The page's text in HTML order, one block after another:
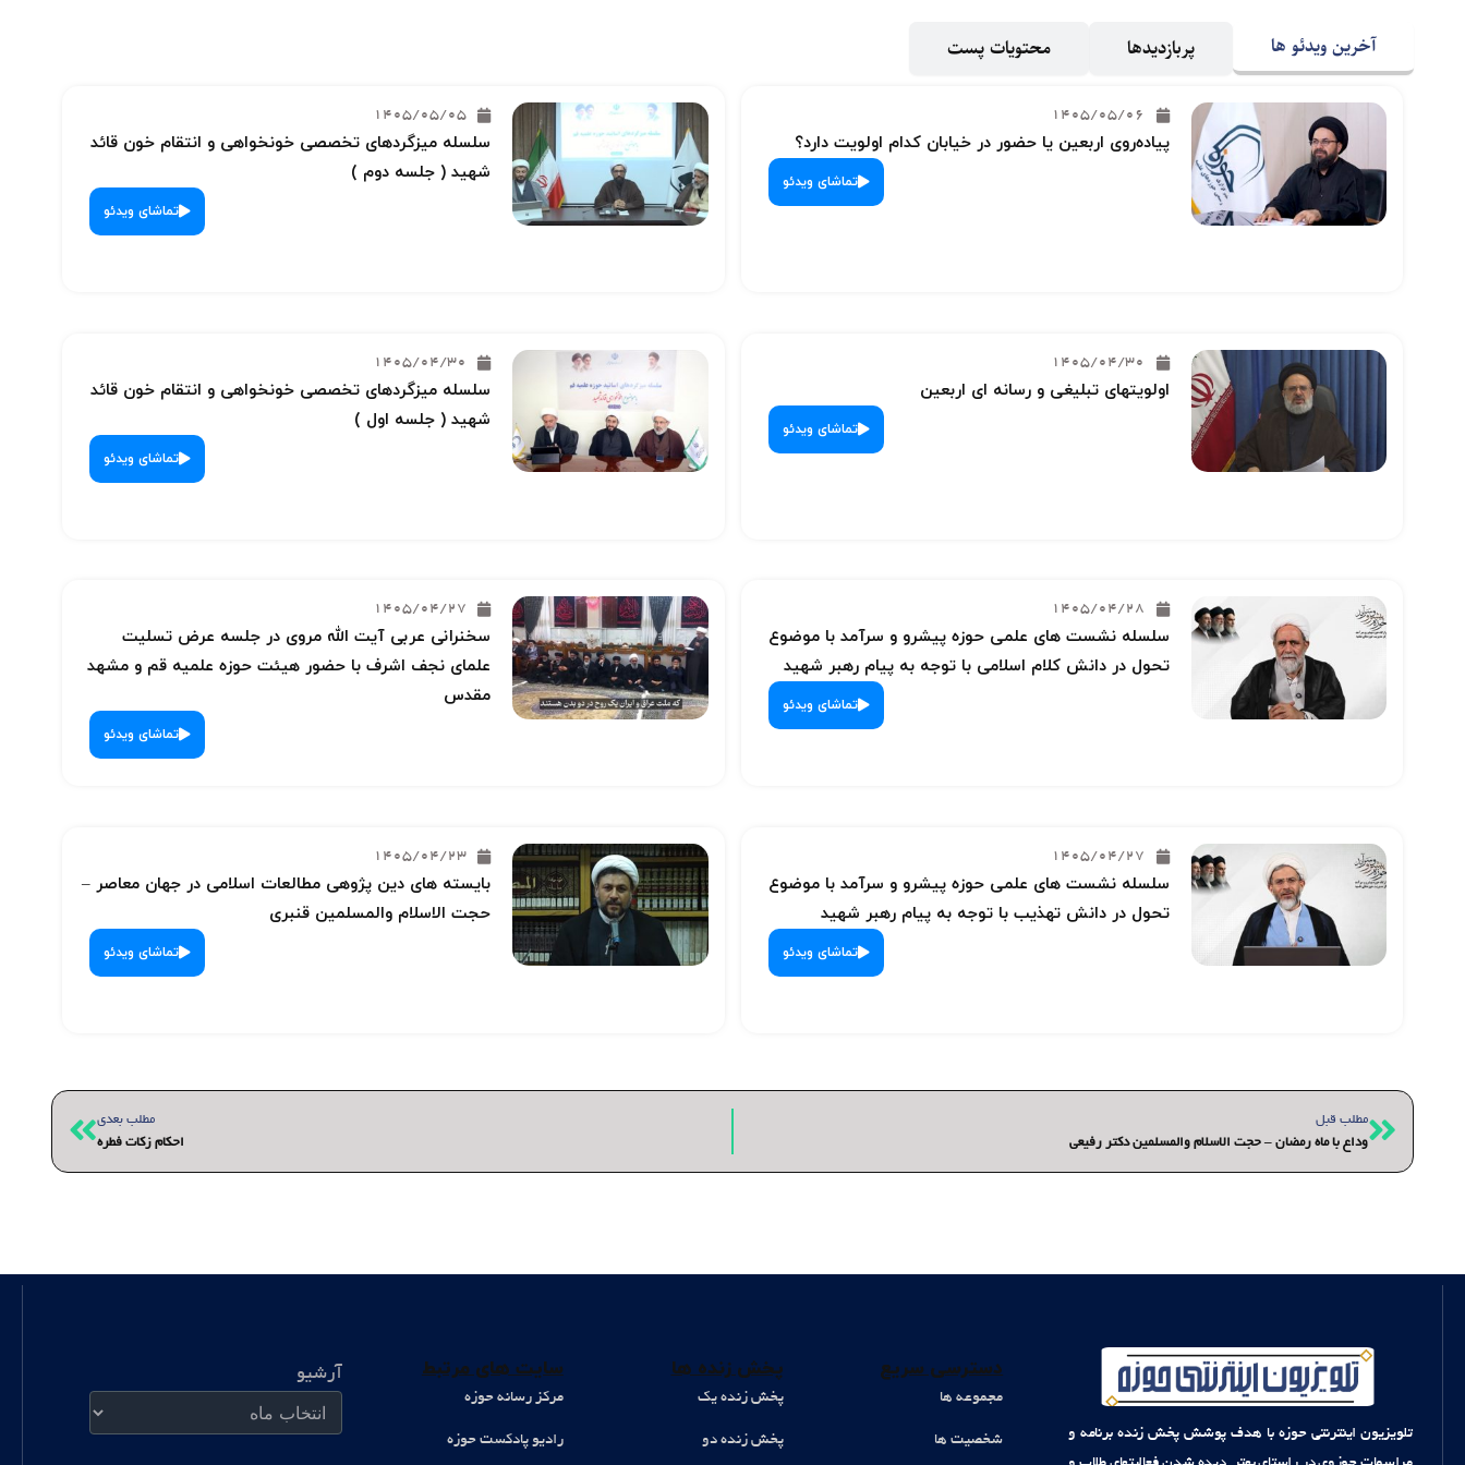
آخرین ویدئو ها پربازدیدها محتویات پست
1405/05/06
پیاده‌روی اربعین یا حضور در خیابان کدام اولویت دارد؟
تماشای ویدئو
1405/05/05
سلسله میزگردهای تخصصی خونخواهی و انتقام خون قائد
شهید ( جلسه دوم )
تماشای ویدئو
1405/04/30
اولویتهای تبلیغی و رسانه ای اربعین
تماشای ویدئو
1405/04/30
سلسله میزگردهای تخصصی خونخواهی و انتقام خون قائد
شهید ( جلسه اول )
تماشای ویدئو
1405/04/28
سلسله نشست های علمی حوزه پیشرو و سرآمد با موضوع
تحول در دانش کلام اسلامی با توجه به پیام رهبر شهید
تماشای ویدئو
1405/04/27
سخنرانی عربی آیت الله مروی در جلسه عرض تسلیت
علمای نجف اشرف با حضور هیئت حوزه علمیه قم و مشهد
مقدس
تماشای ویدئو
1405/04/27
سلسله نشست های علمی حوزه پیشرو و سرآمد با موضوع
تحول در دانش تهذیب با توجه به پیام رهبر شهید
تماشای ویدئو
1405/04/23
بایسته های دین پژوهی مطالعات اسلامی در جهان معاصر –
حجت الاسلام والمسلمین قنبری
تماشای ویدئو
قبلیمطلب قبل
وداع با ماه رمضان – حجت الاسلام والمسلمین دکتر رفیعی
مطلب بعدی
احکام زکات فطره
بعدی
تلویزیون اینترنتی حوزه با هدف پوشش پخش زنده برنامه و
دسترسی سریع
مجموعه ها
شخصیت ها
پخش زنده ها
پخش زنده یک
پخش زنده دو
سایت های مرتبط
مرکز رسانه حوزه
رادیو پادکست حوزه
آرشیو
آرشیو